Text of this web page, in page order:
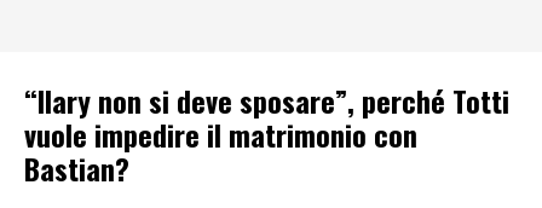
“Ilary non si deve sposare”, perché Totti
vuole impedire il matrimonio con
Bastian?